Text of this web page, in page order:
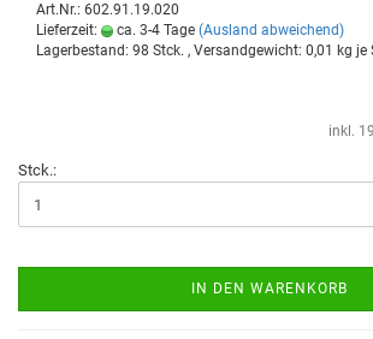
Art.Nr.: 602.91.19.020
Lieferzeit:
ca. 3-4 Tage (Ausland abweichend)
Lagerbestand: 98 Stck. , Versandgewicht: 0,01 kg je
inkl.
Stck.:
IN DEN WARENKORB